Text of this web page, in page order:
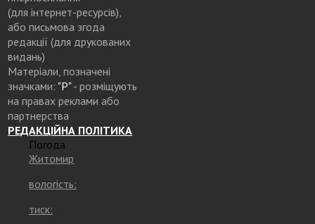
(для інтернет-ресурсів),
або письмова згода
редакції (для друкованих
видань)
Матеріали, позначені
значками: "Р"- розміщують
на правах реклами або
партнерства
РЕДАКЦІЙНА ПОЛІТИКА
Погода
Житомир
вологість:
тиск: